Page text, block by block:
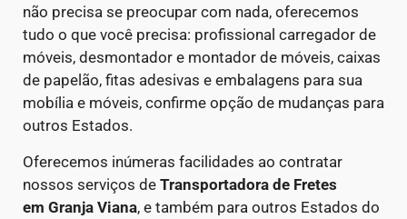
não precisa se preocupar com nada, oferecemos
tudo o que você precisa: profissional carregador de
móveis, desmontador e montador de móveis, caixas
de papelão, fitas adesivas e embalagens para sua
mobília e móveis, confirme opção de mudanças para
outros Estados.
Oferecemos inúmeras facilidades ao contratar
nossos serviços de Transportadora de Fretes
em Granja Viana, e também para outros Estados do